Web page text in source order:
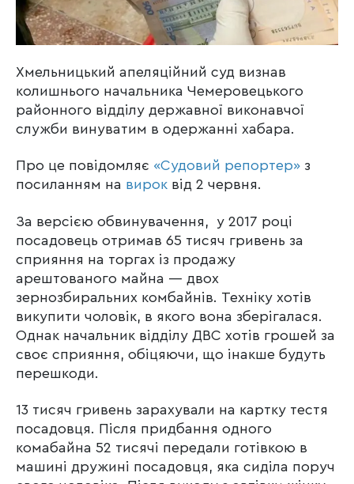
Хмельницький апеляційний суд визнав
колишнього начальника Чемеровецького
районного відділу державної виконавчої
служби винуватим в одержанні хабара.
Про це повідомляє «Судовий репортер» з
посиланням на вирок від 2 червня.
За версією обвинувачення, у 2017 році
посадовець отримав 65 тисяч гривень за
сприяння на торгах із продажу
арештованого майна — двох
зернозбиральних комбайнів. Техніку хотів
викупити чоловік, в якого вона зберігалася.
Однак начальник відділу ДВС хотів грошей за
своє сприяння, обіцяючи, що інакше будуть
перешкоди.
13 тисяч гривень зарахували на картку тестя
посадовця. Після придбання одного
комабайна 52 тисячі передали готівкою в
машині дружині посадовця, яка сиділа поруч